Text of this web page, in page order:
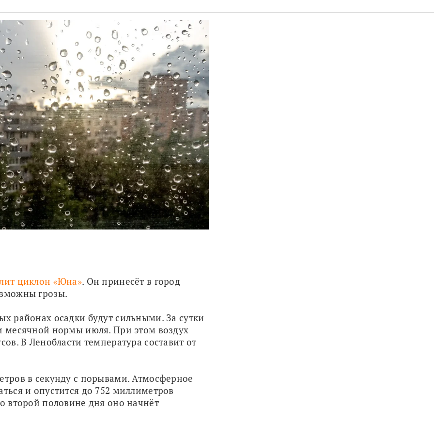
циклон «Юна». Он принесёт в город
грозы.
районах осадки будут сильными. За сутки
месячной нормы июля. При этом воздух
В Ленобласти температура составит от
в секунду с порывами. Атмосферное
и опустится до 752 миллиметров
второй половине дня оно начнёт